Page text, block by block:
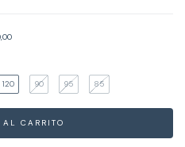
120 90 95 85